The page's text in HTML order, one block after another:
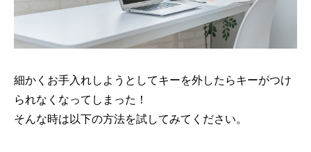
細かくお手入れしようとしてキーを外したらキーがつけ
られなくなってしまった！
そんな時は以下の方法を試してみてください。